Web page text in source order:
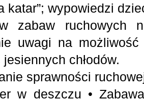
katar”; wypowiedzi
zabaw ruchowych
uwagi na
chłodów.
sprawności
w deszczu •